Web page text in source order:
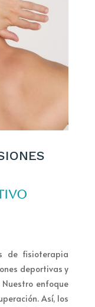
de fisioterapia
deportivas y
enfoque
Así, los